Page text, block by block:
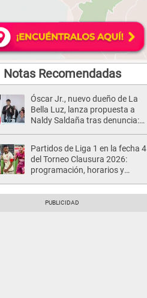
Notas Recomendadas
Óscar Jr., nuevo dueño de La
Bella Luz, lanza propuesta a
Naldy Saldaña tras denuncia:
Partidos de Liga 1 en la fecha 4
del Torneo Clausura 2026:
programación, horarios y